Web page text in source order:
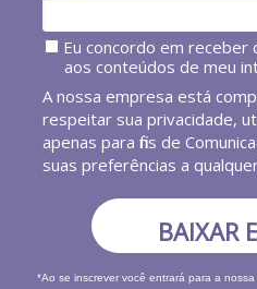
Eu concordo em receber
aos conteúdos de meu
A nossa empresa está
respeitar sua privacidade,
apenas para fins de
suas preferências a
BAIXAR
*Ao se inscrever você entrará para a nossa